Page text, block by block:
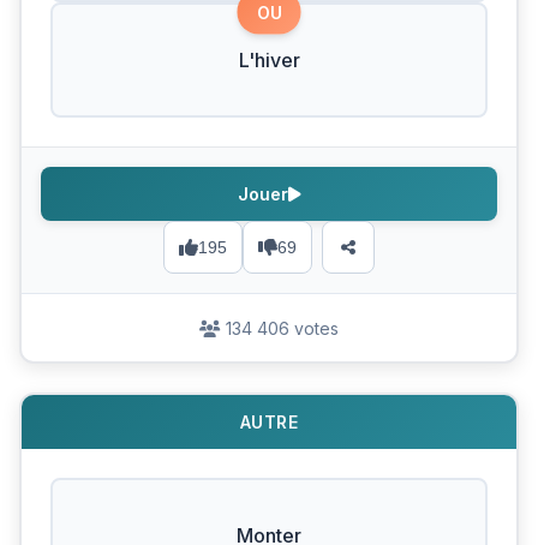
OU
L'hiver
195 69
Jouer
134 406 votes
AUTRE
Monter